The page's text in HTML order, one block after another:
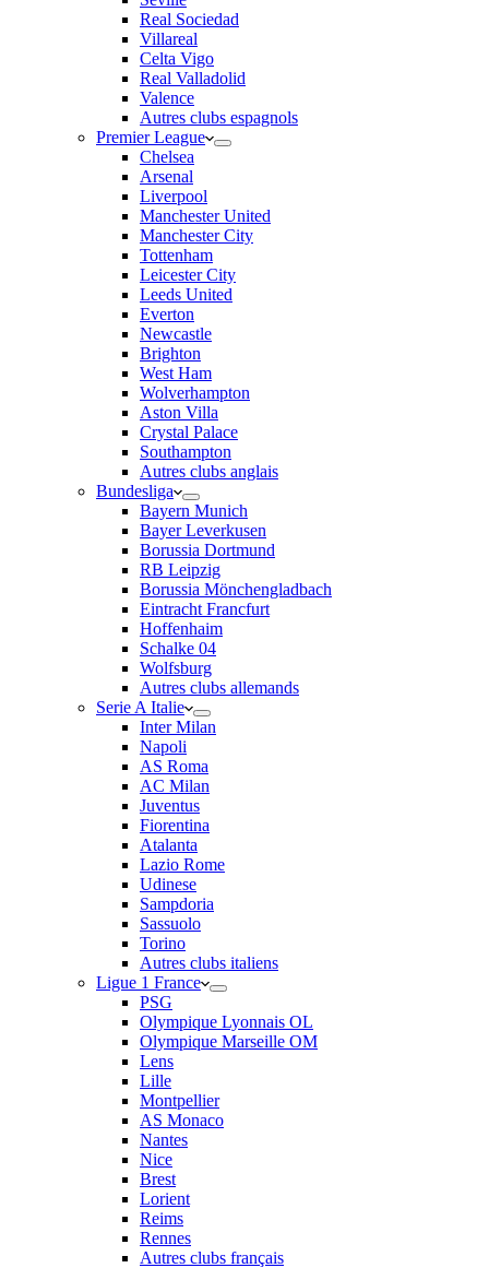
Real Sociedad
Villareal
Celta Vigo
Real Valladolid
Valence
Autres clubs espagnols
Premier League
Chelsea
Arsenal
Liverpool
Manchester United
Manchester City
Tottenham
Leicester City
Leeds United
Everton
Newcastle
Brighton
West Ham
Wolverhampton
Aston Villa
Crystal Palace
Southampton
Autres clubs anglais
Bundesliga
Bayern Munich
Bayer Leverkusen
Borussia Dortmund
RB Leipzig
Borussia Mönchengladbach
Eintracht Francfurt
Hoffenhaim
Schalke 04
Wolfsburg
Autres clubs allemands
Serie A Italie
Inter Milan
Napoli
AS Roma
AC Milan
Juventus
Fiorentina
Atalanta
Lazio Rome
Udinese
Sampdoria
Sassuolo
Torino
Autres clubs italiens
Ligue 1 France
PSG
Olympique Lyonnais OL
Olympique Marseille OM
Lens
Lille
Montpellier
AS Monaco
Nantes
Nice
Brest
Lorient
Reims
Rennes
Autres clubs français